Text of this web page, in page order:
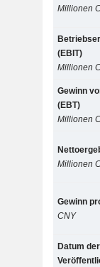
Millionen
(EBIT)
Millionen
Gewinn
(EBT)
Millionen
Millionen
Gewinn
CNY
Datum der